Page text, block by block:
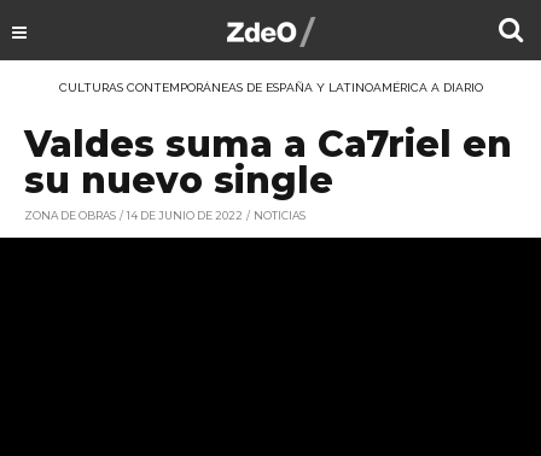
CULTURAS CONTEMPORÁNEAS DE ESPAÑA Y LATINOAMÉRICA A DIARIO
Valdes suma a Ca7riel en
su nuevo single
ZONA DE OBRAS 14 DE JUNIO DE 2022 NOTICIAS